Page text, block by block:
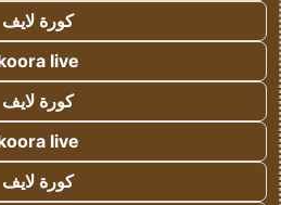
كورة لايف
live
كورة لايف
live
كورة لايف